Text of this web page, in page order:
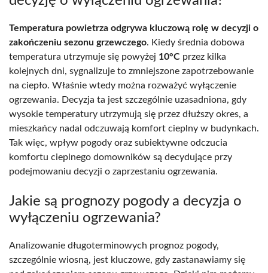
Temperatura powietrza odgrywa kluczową rolę w decyzji o
zakończeniu sezonu grzewczego. Kiedy średnia dobowa
temperatura utrzymuje się powyżej 10°C przez kilka
kolejnych dni, sygnalizuje to zmniejszone zapotrzebowanie
na ciepło. Właśnie wtedy można rozważyć wyłączenie
ogrzewania. Decyzja ta jest szczególnie uzasadniona, gdy
wysokie temperatury utrzymują się przez dłuższy okres, a
mieszkańcy nadal odczuwają komfort cieplny w budynkach.
Tak więc, wpływ pogody oraz subiektywne odczucia
komfortu cieplnego domowników są decydujące przy
podejmowaniu decyzji o zaprzestaniu ogrzewania.
Jakie są prognozy pogody a decyzja o
wyłączeniu ogrzewania?
Analizowanie długoterminowych prognoz pogody,
szczególnie wiosną, jest kluczowe, gdy zastanawiamy się